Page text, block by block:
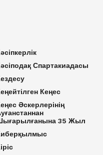
Спартакиадасы
Кеңес
Әскерлерінің
35 Жыл